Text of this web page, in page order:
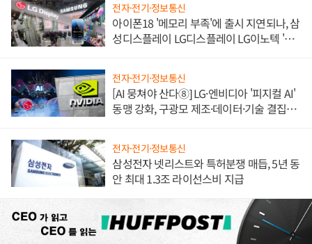
전자·전기·정보통신
아이폰18 '메모리 부족'에 출시 지연되나, 삼
성디스플레이 LG디스플레이 LG이노텍 '탈
전자·전기·정보통신
[AI 뭉쳐야 산다⑧] LG·엔비디아 '피지컬 AI'
동맹 강화, 구광모 제조·데이터·기술 결집
전자·전기·정보통신
삼성전자 넷리스트와 특허분쟁 매듭, 5년 동
안 최대 1.3조 라이선스비 지급